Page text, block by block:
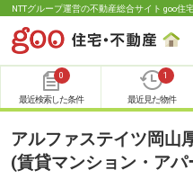
NTTグループ運営の不動産総合サイト goo住
0
最近検索した条件
1
最近見た物件
アルファステイツ岡山
(賃貸マンション・アパ